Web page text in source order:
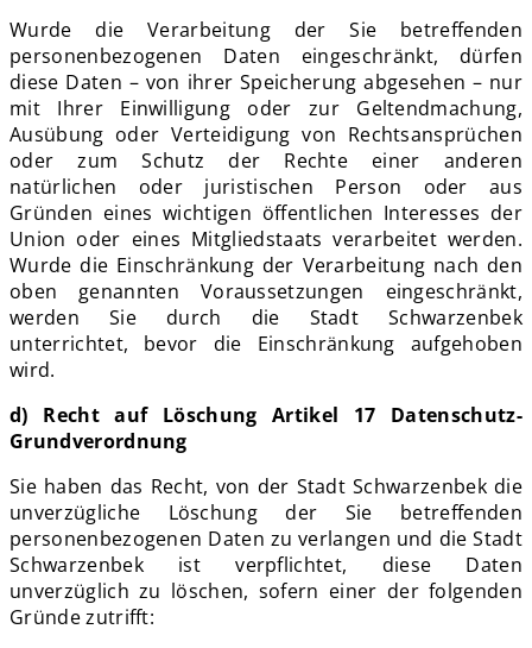
Wurde die Verarbeitung der Sie betreffenden
personenbezogenen Daten eingeschränkt, dürfen
diese Daten – von ihrer Speicherung abgesehen – nur
mit Ihrer Einwilligung oder zur Geltendmachung,
Ausübung oder Verteidigung von Rechtsansprüchen
oder zum Schutz der Rechte einer anderen
natürlichen oder juristischen Person oder aus
Gründen eines wichtigen öffentlichen Interesses der
Union oder eines Mitgliedstaats verarbeitet werden.
Wurde die Einschränkung der Verarbeitung nach den
oben genannten Voraussetzungen eingeschränkt,
werden Sie durch die Stadt Schwarzenbek
unterrichtet, bevor die Einschränkung aufgehoben
wird.
d) Recht auf Löschung Artikel 17 Datenschutz-
Grundverordnung
Sie haben das Recht, von der Stadt Schwarzenbek die
unverzügliche Löschung der Sie betreffenden
personenbezogenen Daten zu verlangen und die Stadt
Schwarzenbek ist verpflichtet, diese Daten
unverzüglich zu löschen, sofern einer der folgenden
Gründe zutrifft: